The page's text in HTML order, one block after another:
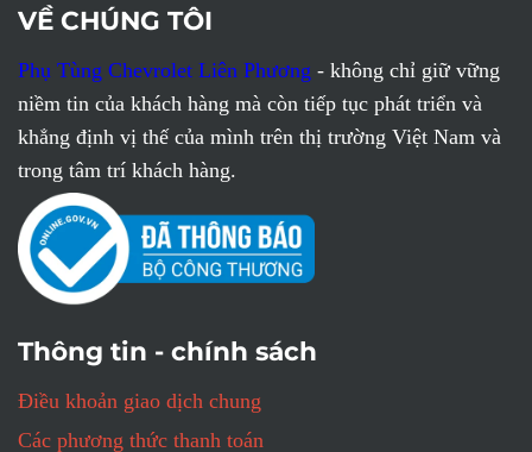
VỀ CHÚNG TÔI
Phụ Tùng Chevrolet Liên Phương - không chỉ giữ vững
niềm tin của khách hàng mà còn tiếp tục phát triển và
khẳng định vị thế của mình trên thị trường Việt Nam và
trong tâm trí khách hàng.
Thông tin - chính sách
Điều khoản giao dịch chung
Các phương thức thanh toán